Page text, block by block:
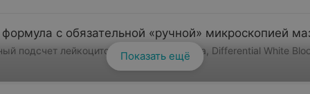
с обязательной «ручной» микроскопией
подсчет лейкоцитов, лейкоцитограмма, Differential White
Показать ещё